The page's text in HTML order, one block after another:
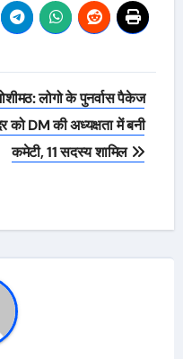
लोगो के पुनर्वास पैकेज
को DM की अध्यक्षता में बनी
कमेटी, 11 सदस्य शामिल